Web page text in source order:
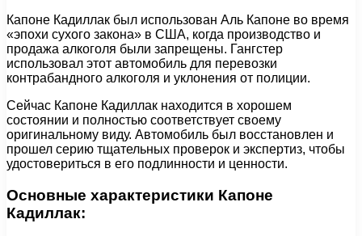
Капоне Кадиллак был использован Аль Капоне во время
«эпохи сухого закона» в США, когда производство и
продажа алкоголя были запрещены. Гангстер
использовал этот автомобиль для перевозки
контрабандного алкоголя и уклонения от полиции.
Сейчас Капоне Кадиллак находится в хорошем
состоянии и полностью соответствует своему
оригинальному виду. Автомобиль был восстановлен и
прошел серию тщательных проверок и экспертиз, чтобы
удостовериться в его подлинности и ценности.
Основные характеристики Капоне
Кадиллак: